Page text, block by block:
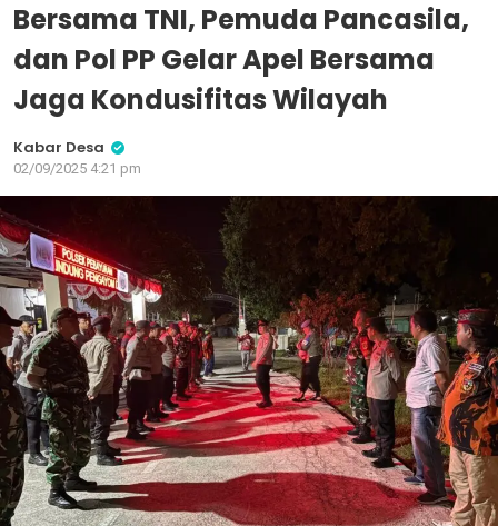
Bersama TNI, Pemuda Pancasila,
dan Pol PP Gelar Apel Bersama
Jaga Kondusifitas Wilayah
Kabar Desa
02/09/2025 4:21 pm